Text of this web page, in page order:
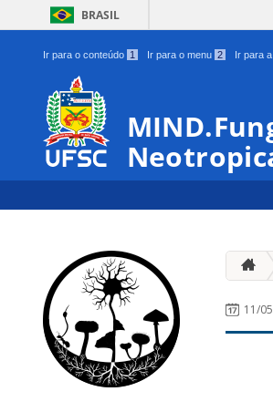
BRASIL
Ir para o conteúdo 1 Ir para o menu 2 Ir para
11/